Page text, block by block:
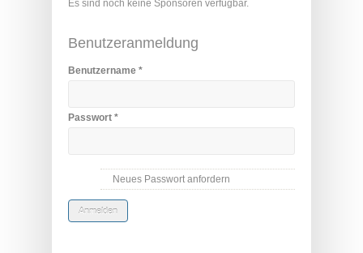
Es sind noch keine Sponsoren verfügbar.
Benutzeranmeldung
Benutzername *
Passwort *
Neues Passwort anfordern